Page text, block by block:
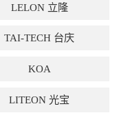
LELON 立隆
TAI-TECH 台庆
KOA
LITEON 光宝